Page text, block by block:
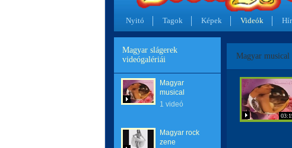
Nyitó Tagok Képek Videók
Magyar slágerek
videógalériái
Magyar
musical
1 videó
Magyar rock
zene
Magyar musical